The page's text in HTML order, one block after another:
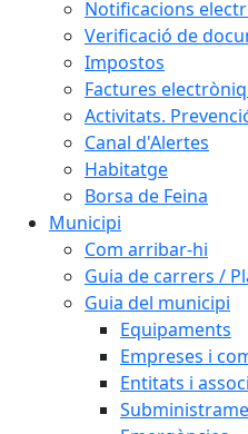
Notificacions
Verificació de
Impostos
Factures
Activitats.
Canal d'Alertes
Habitatge
Borsa de Feina
Municipi
Com arribar-hi
Guia de carrers /
Guia del municipi
Equipaments
Empreses i
Entitats i